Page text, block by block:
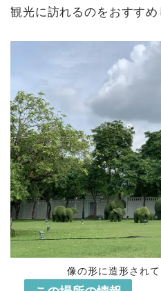
観光に訪れるのをおすすめ
像の形に造形され